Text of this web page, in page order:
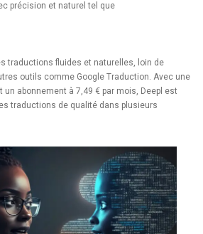
précision et naturel tel que
traductions fluides et naturelles, loin de
outils comme Google Traduction. Avec une
abonnement à 7,49 € par mois, Deepl est
traductions de qualité dans plusieurs